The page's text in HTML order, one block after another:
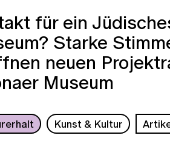
für ein
Starke
neuen
Museum
Kunst & Kultur